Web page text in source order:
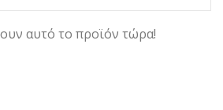
αυτό το προϊόν τώρα!